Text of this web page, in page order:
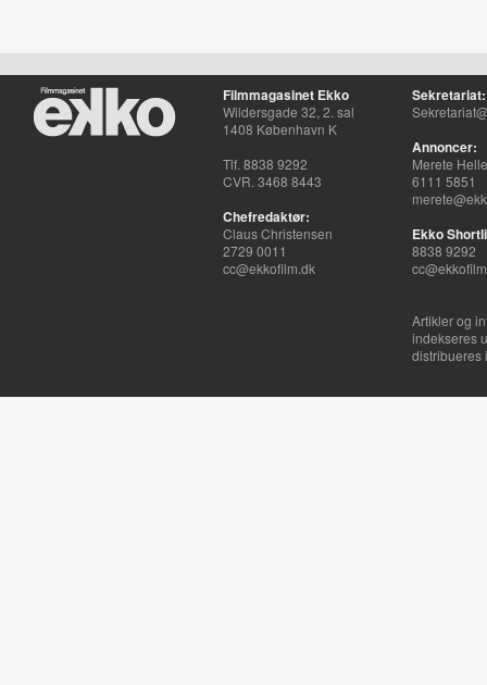
Filmmagasinet Ekko
Wildersgade 32, 2. sal
1408 København K
Tlf. 8838 9292
CVR. 3468 8443
Chefredaktør:
Claus Christensen
2729 0011
cc@ekkofilm.dk
Sekretariat:
Annoncer:
Merete
6111 5851
Ekko
8838 9292
Artikler og
indekseres
distribueres